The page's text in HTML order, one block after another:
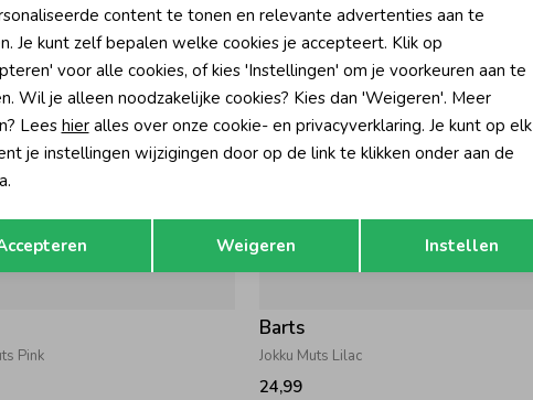
Pink
Barts
Jokku Muts Lilac
24,99
Opslaan
content te tonen en relevante advertenties aan te
Je kunt zelf bepalen welke cookies je accepteert. Klik op
voor alle cookies, of kies 'Instellingen' om je voorkeuren aan te
Wil je alleen noodzakelijke cookies? Kies dan 'Weigeren'. Meer
Lees hieralles over onze cookie- en privacyverklaring. Je kunt op elk
je instellingen wijzigingen door op de link te klikken onder aan de
Weigeren Instellen